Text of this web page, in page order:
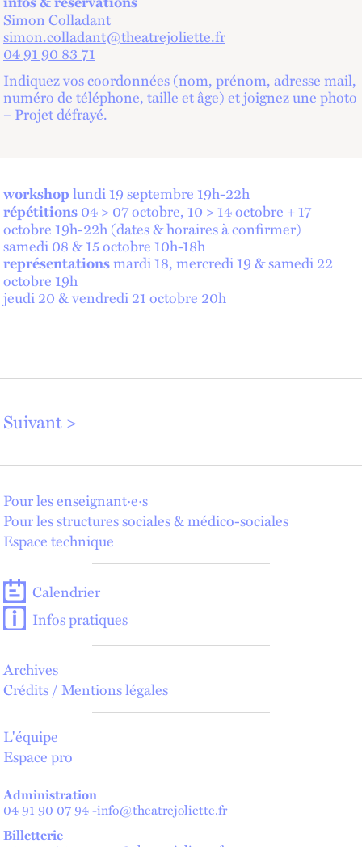
Simon Colladant
simon.colladant@theatrejoliette.fr
04 91 90 83 71
Indiquez vos coordonnées (nom, prénom, adresse mail,
numéro de téléphone, taille et âge) et joignez une photo
– Projet défrayé.
workshoplundi 19 septembre 19h-22h
répétitions04 > 07 octobre, 10 > 14 octobre + 17
octobre 19h-22h (dates & horaires à confirmer)
samedi 08 & 15 octobre 10h-18h
représentationsmardi 18, mercredi 19 & samedi 22
octobre 19h
jeudi 20 & vendredi 21 octobre 20h
Suivant
Pour les enseignant·e·s
Pour les structures sociales & médico-sociales
Espace technique
Calendrier
Infos pratiques
Archives
Crédits / Mentions légales
L'équipe
Espace pro
Administration
04 91 90 07 94-info@theatrejoliette.fr
Billetterie